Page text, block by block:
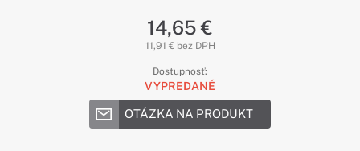
14,65 €
11,91 € bez DPH
Dostupnosť:
VYPREDANÉ
OTÁZKA NA PRODUKT